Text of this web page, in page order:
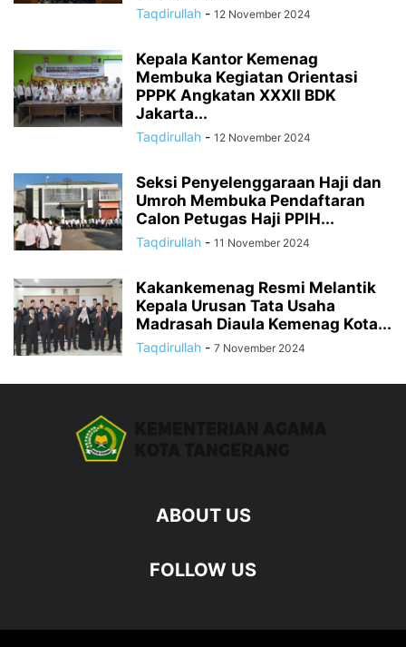
Taqdirullah - 12 November 2024
Kepala Kantor Kemenag
Membuka Kegiatan Orientasi
PPPK Angkatan XXXII BDK
Jakarta...
Taqdirullah - 12 November 2024
Seksi Penyelenggaraan Haji dan
Umroh Membuka Pendaftaran
Calon Petugas Haji PPIH...
Taqdirullah - 11 November 2024
Kakankemenag Resmi Melantik
Kepala Urusan Tata Usaha
Madrasah Diaula Kemenag Kota...
Taqdirullah - 7 November 2024
ABOUT US
FOLLOW US